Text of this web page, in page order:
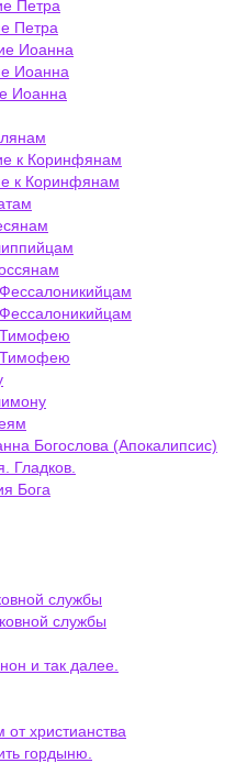
Петра
Петра
Иоанна
Иоанна
Иоанна
к Коринфянам
к Коринфянам
Тимофею
Тимофею
Богослова (Апокалипсис)
Гладков.
Бога
службы
службы
и так далее.
христианства
гордыню.